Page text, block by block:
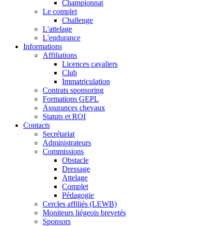
Championnat
Le complet
Challenge
L'attelage
L'endurance
Informations
Affiliations
Licences cavaliers
Club
Immatriculation
Contrats sponsoring
Formations GEPL
Assurances chevaux
Statuts et ROI
Contacts
Secrétariat
Administrateurs
Commissions
Obstacle
Dressage
Attelage
Complet
Pédagogie
Cercles affiliés (LEWB)
Moniteurs liégeois brevetés
Sponsors